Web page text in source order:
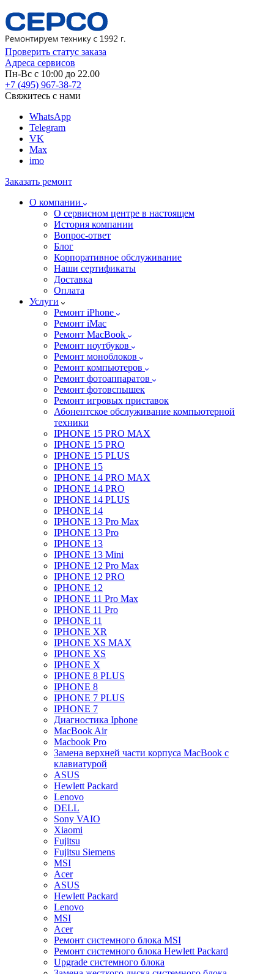
Проверить статус заказа
Адреса сервисов
Пн-Вс с 10:00 до 22.00
+7 (495) 967-38-72
Свяжитесь с нами
WhatsApp
Telegram
VK
Max
imo
Заказать ремонт
О компании
О сервисном центре в настоящем
История компании
Вопрос-ответ
Блог
Корпоративное обслуживание
Наши сертификаты
Доставка
Оплата
Услуги
Ремонт iPhone
Ремонт iMac
Ремонт MacBook
Ремонт ноутбуков
Ремонт моноблоков
Ремонт компьютеров
Ремонт фотоаппаратов
Ремонт фотовспышек
Ремонт игровых приставок
Абонентское обслуживание компьютерной
техники
IPHONE 15 PRO MAX
IPHONE 15 PRO
IPHONE 15 PLUS
IPHONE 15
IPHONE 14 PRO MAX
IPHONE 14 PRO
IPHONE 14 PLUS
IPHONE 14
IPHONE 13 Pro Max
IPHONE 13 Pro
IPHONE 13
IPHONE 13 Mini
IPHONE 12 Pro Max
IPHONE 12 PRO
IPHONE 12
IPHONE 11 Pro Max
IPHONE 11 Pro
IPHONE 11
IPHONE XR
IPHONE XS MAX
IPHONE XS
IPHONE X
IPHONE 8 PLUS
IPHONE 8
IPHONE 7 PLUS
IPHONE 7
Диагностика Iphone
MacBook Air
Macbook Pro
Замена верхней части корпуса MacBook с
клавиатурой
ASUS
Hewlett Packard
Lenovo
DELL
Sony VAIO
Xiaomi
Fujitsu
Fujitsu Siemens
MSI
Acer
ASUS
Hewlett Packard
Lenovo
MSI
Acer
Ремонт системного блока MSI
Ремонт системного блока Hewlett Packard
Upgrade системного блока